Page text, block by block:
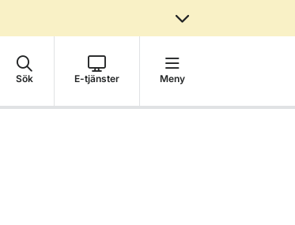
Sök E-tjänster Meny